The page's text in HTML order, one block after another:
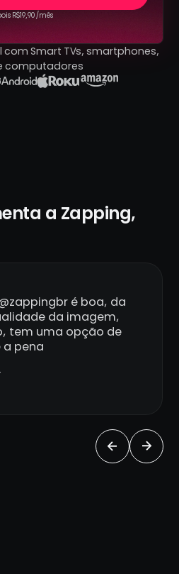
R$19,90 /mês
Smart TVs, smartphones,
computadores
a Zapping,
é boa, da
da imagem,
tem uma opção de
a pena